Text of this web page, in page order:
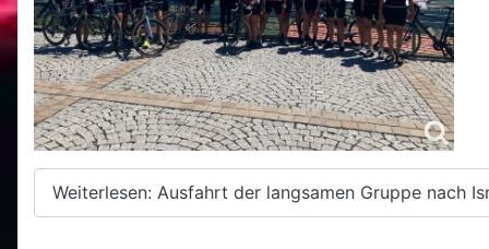
Weiterlesen: Ausfahrt der langsamen Gruppe nach